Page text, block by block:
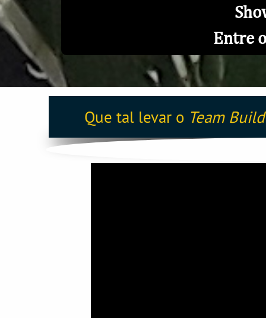
Entre
Que tal levar o Team